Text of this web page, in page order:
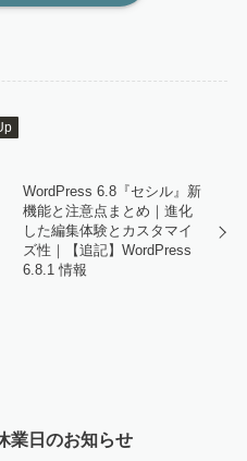
WordPress 6.8『セシル』新
機能と注意点まとめ｜進化
した編集体験とカスタマイ
ズ性｜【追記】WordPress
6.8.1 情報
業日のお知らせ